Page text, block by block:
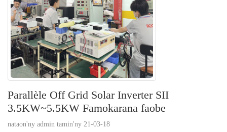
Parallèle Off Grid Solar Inverter SII
3.5KW~5.5KW Famokarana faobe
nataon'ny admin tamin'ny 21-03-18